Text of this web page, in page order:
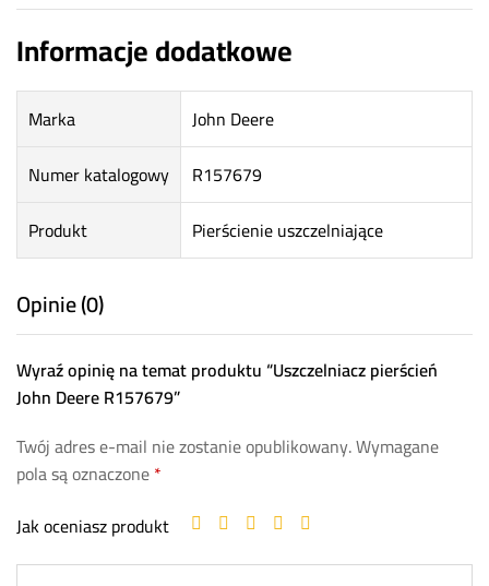
Informacje dodatkowe
Marka
John Deere
Numer katalogowy
R157679
Produkt
Pierścienie uszczelniające
Opinie (0)
Wyraź opinię na temat produktu “Uszczelniacz pierścień
John Deere R157679”
Twój adres e-mail nie zostanie opublikowany.Wymagane
pola są oznaczone*
Jak oceniasz produkt